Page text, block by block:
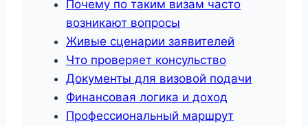
Почему по таким визам часто
возникают вопросы
Живые сценарии заявителей
Что проверяет консульство
Документы для визовой подачи
Финансовая логика и доход
Профессиональный маршрут